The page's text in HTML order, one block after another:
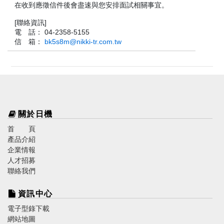
在收到應徵信件後會盡速與您安排面試相關事宜。
[聯絡資訊]
電 話： 04-2358-5155
信 箱： bk5s8m@nikki-tr.com.tw
關於日機
首 頁
產品介紹
企業情報
人才招募
聯絡我們
資訊中心
電子型錄下載
網站地圖